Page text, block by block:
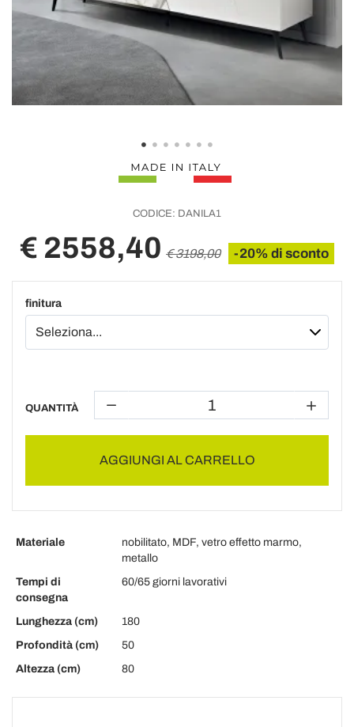
CODICE: DANILA1
€ 2558,40 € 3198,00 -20% di sconto
finitura
QUANTITÀ
AGGIUNGI AL CARRELLO
Materiale
nobilitato, MDF, vetro effetto marmo,
metallo
Tempi di
consegna
60/65 giorni lavorativi
Lunghezza (cm)
180
Profondità (cm)
50
Altezza (cm)
80